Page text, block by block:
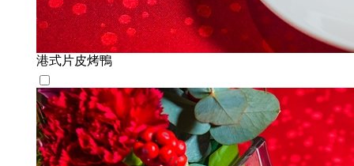
港式片皮烤鴨